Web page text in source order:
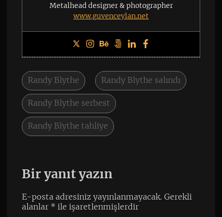
Metalhead designer & photographer
www.guvenceylan.net
Randy Blythe Randy Blythe salındı
Randy Blythe serbest
Randy Blythe tahliye
Bir yanıt yazın
E-posta adresiniz yayınlanmayacak. Gerekli
alanlar * ile işaretlenmişlerdir